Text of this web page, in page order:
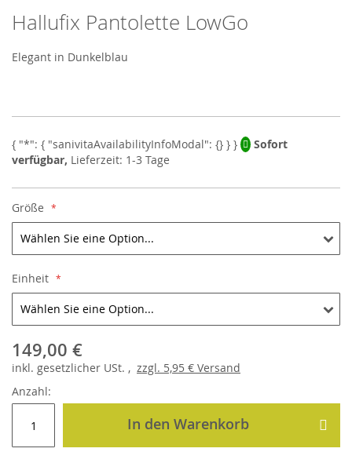
Skip
to
the
beginning
images
Hallufix Pantolette LowGo
Elegant in Dunkelblau
Sofort
verfügbar, Lieferzeit: 1-3 Tage
Größe
Einheit
149,00 €
inkl. gesetzlicher USt. , zzgl. 5,95 € Versand
Anzahl:
In den Warenkorb